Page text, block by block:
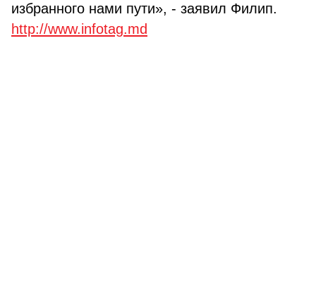
избранного нами пути», - заявил Филип.
http://www.infotag.md